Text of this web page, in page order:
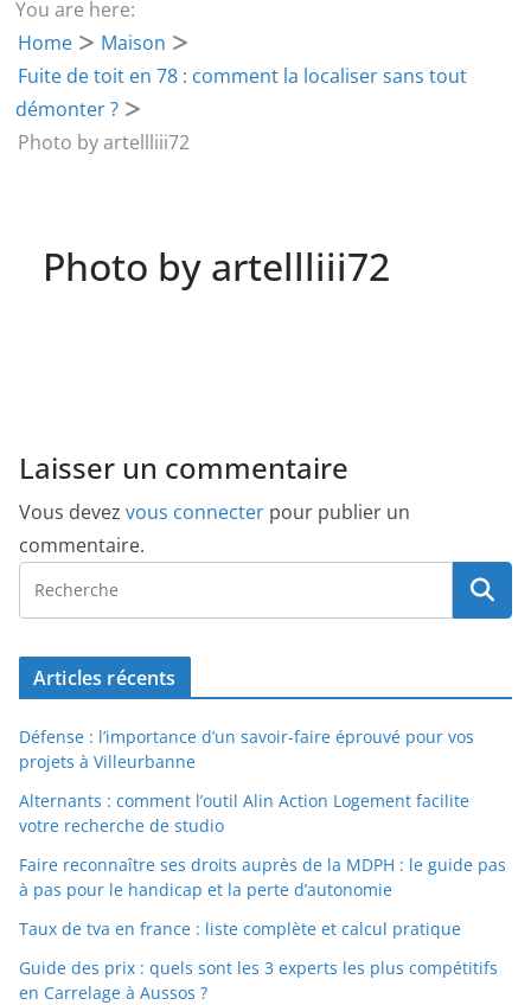
You are here:
Home
Maison
Fuite de toit en 78 : comment la localiser sans tout
démonter ?
Photo by artellliii72
Photo by artellliii72
Laisser un commentaire
Vous devez vous connecter pour publier un
commentaire.
Articles récents
Défense : l’importance d’un savoir-faire éprouvé pour vos
projets à Villeurbanne
Alternants : comment l’outil Alin Action Logement facilite
votre recherche de studio
Faire reconnaître ses droits auprès de la MDPH : le guide pas
à pas pour le handicap et la perte d’autonomie
Taux de tva en france : liste complète et calcul pratique
Guide des prix : quels sont les 3 experts les plus compétitifs
en Carrelage à Aussos ?